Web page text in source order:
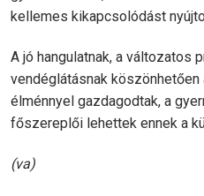
kellemes kikapcsolódást
A jó hangulatnak, a változatos
vendéglátásnak
élménnyel gazdagodtak, a
főszereplői lehettek ennek a
(va)